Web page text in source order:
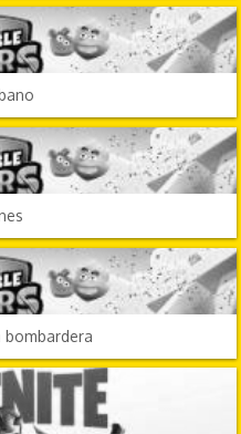
bombardera